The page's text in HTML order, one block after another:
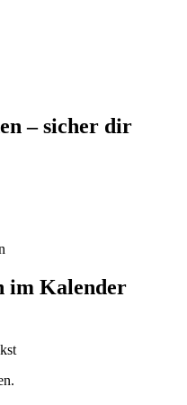
– sicher dir
im Kalender